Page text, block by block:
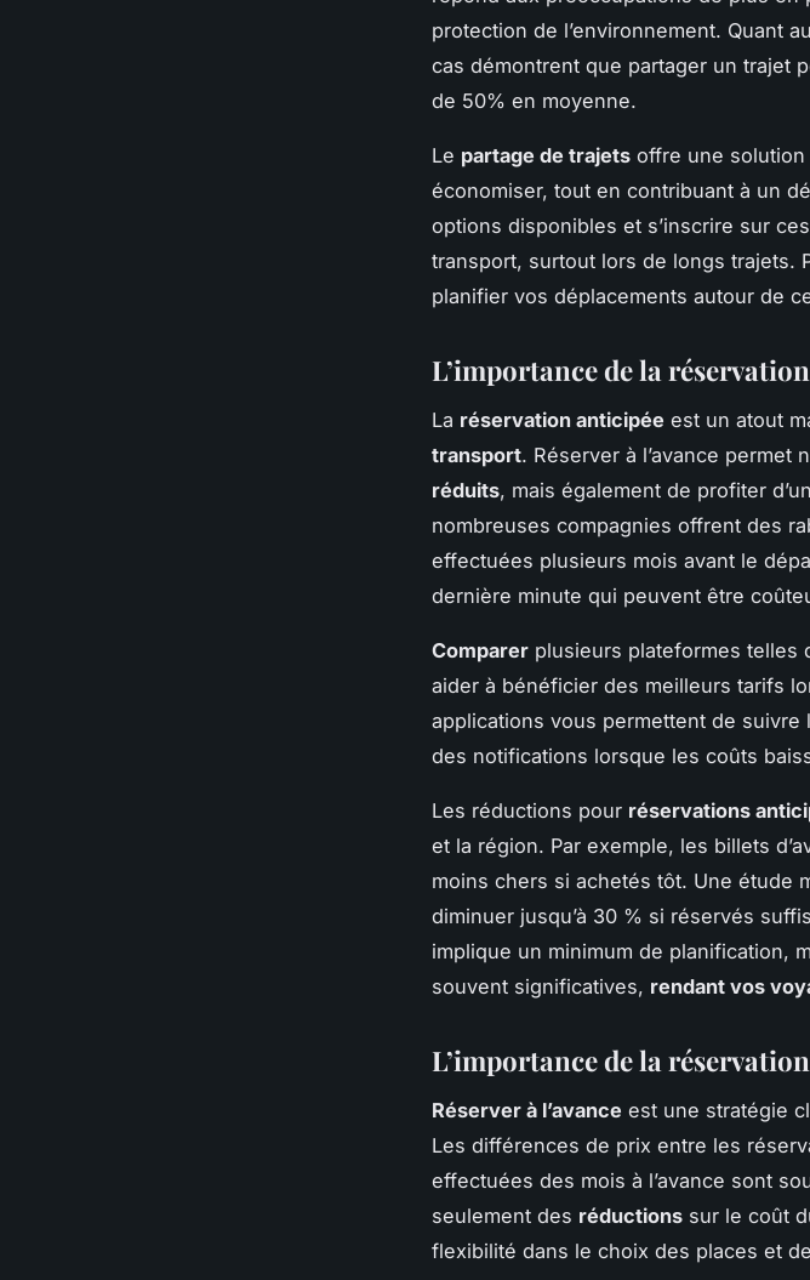
protection de l’environnement. Quant
cas démontrent que partager un trajet
de 50% en moyenne.
Le partage de trajets offre une
économiser, tout en contribuant à un
options disponibles et s’inscrire sur
transport, surtout lors de longs trajets.
planifier vos déplacements autour de
L’importance de la
La réservation anticipée est un atout
transport. Réserver à l’avance permet
réduits, mais également de profiter
nombreuses compagnies offrent des
effectuées plusieurs mois avant le
dernière minute qui peuvent être
Comparer plusieurs plateformes telles
aider à bénéficier des meilleurs tarifs
applications vous permettent de
des notifications lorsque les coûts
Les réductions pour réservations
et la région. Par exemple, les billets
moins chers si achetés tôt. Une étude
diminuer jusqu’à 30 % si réservés
implique un minimum de planification,
souvent significatives, rendant vos
L’importance de la
Réserver à l’avance est une stratégie
Les différences de prix entre les
effectuées des mois à l’avance sont
seulement des réductions sur le coût
flexibilité dans le choix des places et